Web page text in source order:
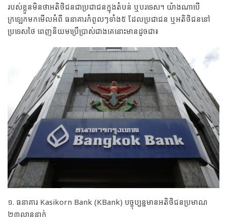
របស់ខ្លួនមិនថាអតិថិជនជាប្រជាជនក្នុងតំបន់ ឬបរទេស។ យ៉ាងណាបើ
ក្រឡេកមកមើលអំពី ធនាគារកំពូលៗទាំង៥ ដែលប្រជាជន ឬអតិថិជននៅ
ប្រទេសថៃ ពេញនិយមប្រើប្រាស់ជាងគេនោះមានដូចជា៖
១. ធនាគារ Kasikorn Bank (KBank) បច្ចុប្បន្នមានអតិថិជនប្រមាណ
២៣លាននាក់